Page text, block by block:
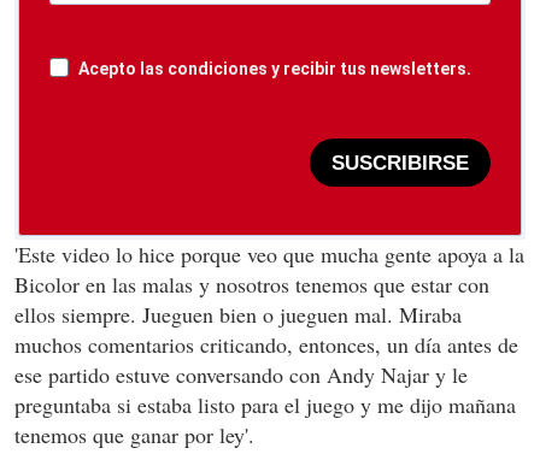
Acepto las condiciones y recibir tus newsletters.
SUSCRIBIRSE
'Este video lo hice porque veo que mucha gente apoya a la
Bicolor en las malas y nosotros tenemos que estar con
ellos siempre. Jueguen bien o jueguen mal. Miraba
muchos comentarios criticando, entonces, un día antes de
ese partido estuve conversando con Andy Najar y le
preguntaba si estaba listo para el juego y me dijo mañana
tenemos que ganar por ley'.